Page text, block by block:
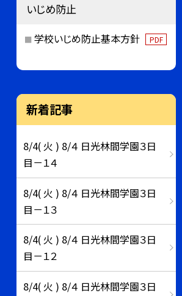
いじめ防止
学校いじめ防止基本方針 PDF
新着記事
8/4( 火 ) 8/４ 日光林間学園３日
目－１４
8/4( 火 ) 8/４ 日光林間学園３日
目－１３
8/4( 火 ) 8/４ 日光林間学園３日
目－１２
8/4( 火 ) 8/４ 日光林間学園３日